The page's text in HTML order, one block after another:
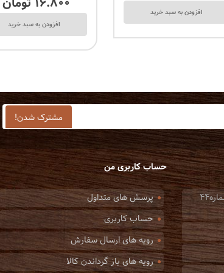
افزودن به سبد خرید
افزودن به سبد خرید
: تهران، خيابان صاحب جمع، ميدان امين السلطان، جنب بازارچه عباس هرندي، شماره44
حساب کاربری من
پرسش های متداول
حساب کاربری
رویه های ارسال سفارش
رویه های باز گرداندن کالا